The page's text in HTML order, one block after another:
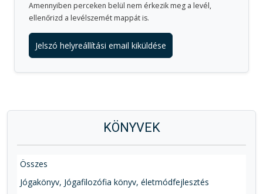
Amennyiben perceken belül nem érkezik meg a levél,
ellenőrizd a levélszemét mappát is.
Jelszó helyreállítási email kiküldése
KÖNYVEK
Összes
Jógakönyv, Jógafilozófia könyv, életmódfejlesztés